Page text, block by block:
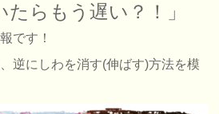
たらもう遅い？！」
です！
逆にしわを消す(伸ばす)方法を模